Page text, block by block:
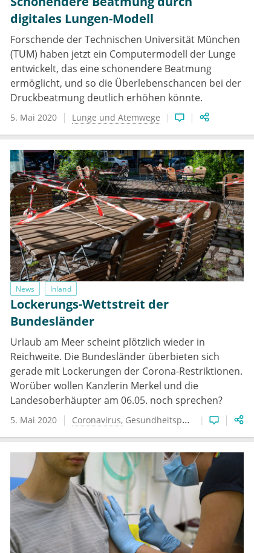
digitales Lungen-Modell
Forschende der Technischen Universität München
(TUM) haben jetzt ein Computermodell der Lunge
entwickelt, das eine schonendere Beatmung
ermöglicht, und so die Überlebenschancen bei der
Druckbeatmung deutlich erhöhen könnte.
5. Mai 2020 Lunge und Atemwege
News Inland
Lockerungs-Wettstreit der
Bundesländer
Urlaub am Meer scheint plötzlich wieder in
Reichweite. Die Bundesländer überbieten sich
gerade mit Lockerungen der Corona-Restriktionen.
Worüber wollen Kanzlerin Merkel und die
Landesoberhäupter am 06.05. noch sprechen?
5. Mai 2020 Coronavirus Gesundheitspolitik